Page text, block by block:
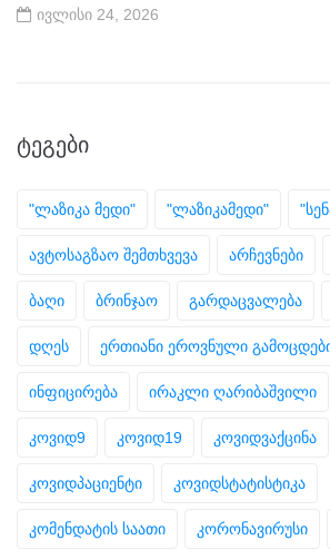
ივლისი 24, 2026
ᲢᲔᲒᲔᲑᲘ
"ლაზიკა მედი" "ლაზიკამედი"
ავტოსაგზაო შემთხვევა არჩევნები
ბაღი ბრინჯაო გარდაცვალება
დღეს ერთიანი ეროვნული
ინფიცირება ირაკლი ღარიბაშვილი
კოვიდ9 კოვიდ19 კოვიდვაქცინა
კოვიდპაციენტი კოვიდსტატისტიკა
კომენდატის საათი კორონავირუსი